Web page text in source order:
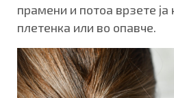
прамени и потоа врзете
плетенка или во опавче.